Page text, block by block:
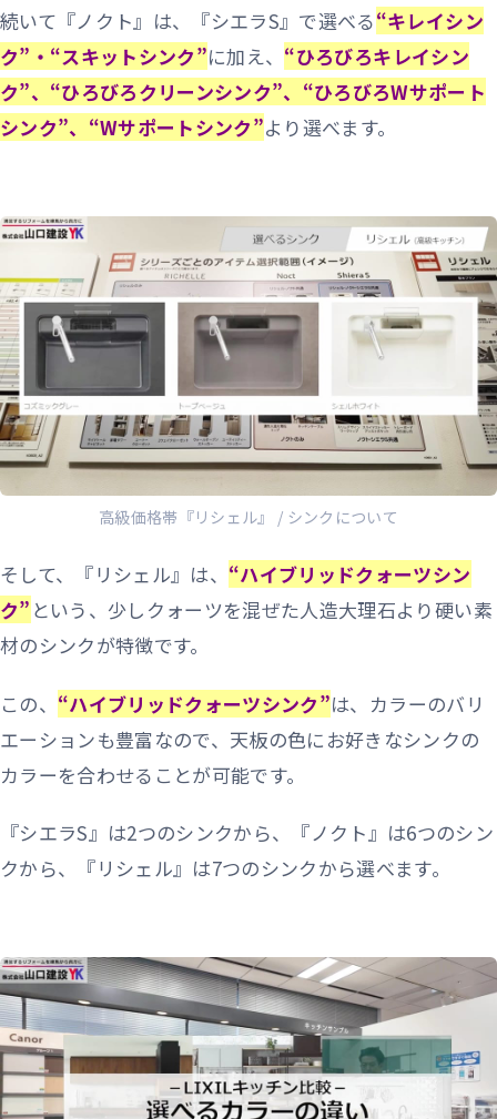
続いて『ノクト』は、『シエラS』で選べる“キレイシン
ク”・“スキットシンク”に加え、 “ひろびろキレイシン
ク”、“ひろびろクリーンシンク”、“ひろびろWサポート
シンク”、“Wサポートシンク”より選べます。
高級価格帯『リシェル』 / シンクについて
そして、『リシェル』は、 “ハイブリッドクォーツシン
ク” という、少しクォーツを混ぜた人造大理石より硬い素
材のシンクが特徴です。
この、 “ハイブリッドクォーツシンク”は、カラーのバリ
エーションも豊富なので、天板の色にお好きなシンクの
カラーを合わせることが可能です。
『シエラS』は2つのシンクから、『ノクト』は6つのシン
クから、『リシェル』は7つのシンクから選べます。